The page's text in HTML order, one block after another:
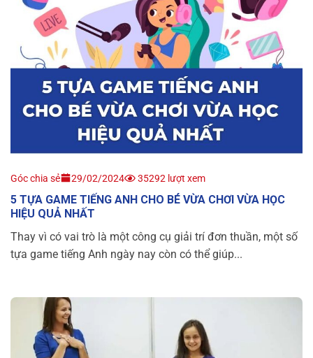
Góc chia sẻ 29/02/2024 35292 lượt xem
5 TỰA GAME TIẾNG ANH CHO BÉ VỪA CHƠI VỪA HỌC
HIỆU QUẢ NHẤT
Thay vì có vai trò là một công cụ giải trí đơn thuần, một số
tựa game tiếng Anh ngày nay còn có thể giúp...